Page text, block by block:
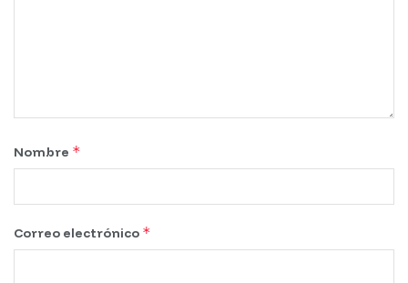
Nombre *
Correo electrónico *